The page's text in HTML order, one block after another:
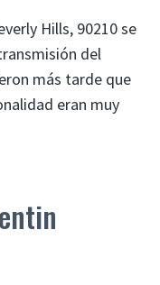
Hills, 90210 se
del
más tarde que
eran muy